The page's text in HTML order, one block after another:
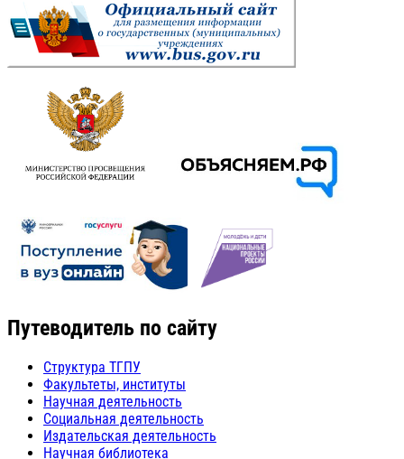
Путеводитель по сайту
Структура ТГПУ
Факультеты, институты
Научная деятельность
Социальная деятельность
Издательская деятельность
Научная библиотека